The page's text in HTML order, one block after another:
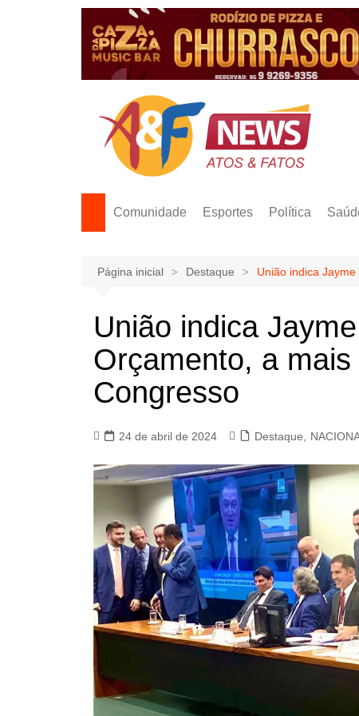
Comunidade Esportes Política
Página inicial Destaque União indica
União indica
Orçamento, a
Congresso
24 de abril de 2024 Destaque